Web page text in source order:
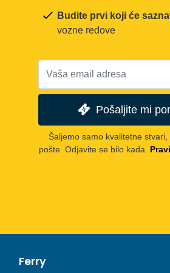
Budite prvi koji će
vozne redove
Pošaljite mi
Šaljemo samo kvalitetne
pošte. Odjavite se bilo kada.
Ferry